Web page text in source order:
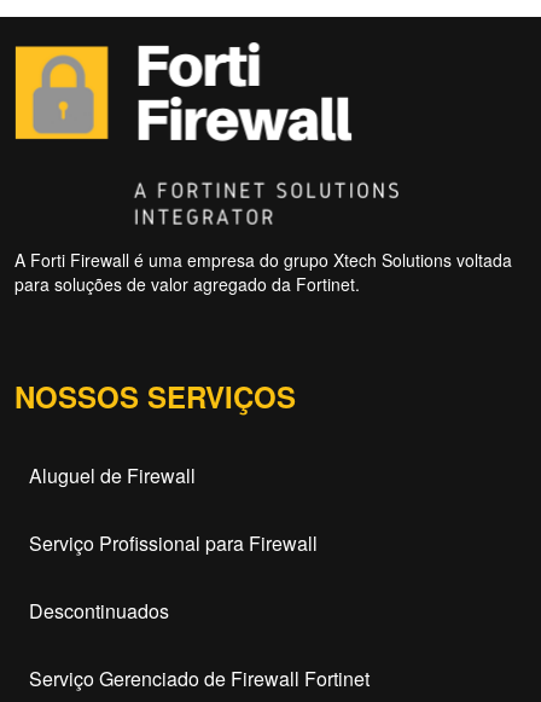
A Forti Firewall é uma empresa do grupo Xtech Solutions voltada
para soluções de valor agregado da Fortinet.
NOSSOS SERVIÇOS
Aluguel de Firewall
Serviço Profissional para Firewall
Descontinuados
Serviço Gerenciado de Firewall Fortinet